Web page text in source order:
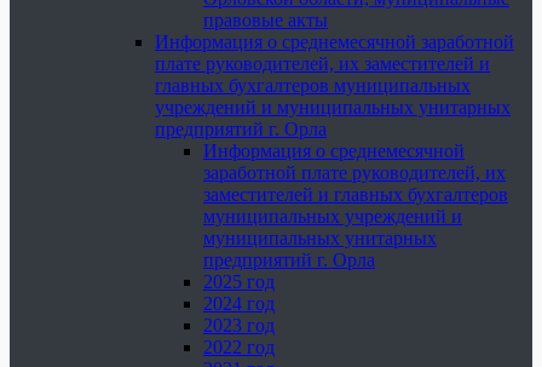
правовые акты
Информация о среднемесячной заработной
плате руководителей, их заместителей и
главных бухгалтеров муниципальных
учреждений и муниципальных унитарных
предприятий г. Орла
Информация о среднемесячной
заработной плате руководителей, их
заместителей и главных бухгалтеров
муниципальных учреждений и
муниципальных унитарных
предприятий г. Орла
2025 год
2024 год
2023 год
2022 год